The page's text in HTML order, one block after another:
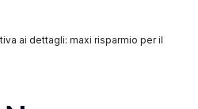
ai dettagli: maxi risparmio per il